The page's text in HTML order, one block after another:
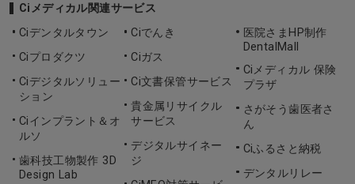
Ciメディカル関連サービス
Ciデンタルタウン
Ciプロダクツ
Ciデジタルソリュー
ション
Ciインプラント＆オ
ルソ
歯科技工物製作 3D
Design Lab
Ciでんき
Ciガス
Ci文書保管サービス
貴金属リサイクル
サービス
デジタルサイネー
ジ
医院さまHP制作
DentalMall
Ciメディカル 保険
プラザ
さがそう歯医者さ
ん
Ciふるさと納税
デンタルリレー